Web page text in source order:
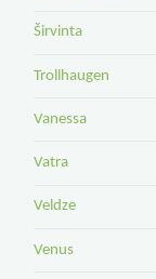
Širvinta
Trollhaugen
Vanessa
Vatra
Veldze
Venus